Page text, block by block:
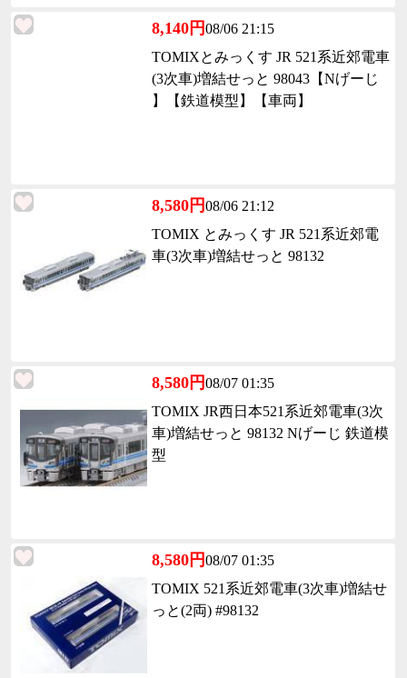
8,140円08/06 21:15
TOMIXとみっくす JR 521系近郊電車
(3次車)増結せっと 98043【Nげーじ
】【鉄道模型】【車両】
8,580円08/06 21:12
TOMIX とみっくす JR 521系近郊電
車(3次車)増結せっと 98132
8,580円08/07 01:35
TOMIX JR西日本521系近郊電車(3次
車)増結せっと 98132 Nげーじ 鉄道模
型
8,580円08/07 01:35
TOMIX 521系近郊電車(3次車)増結せ
っと(2両) #98132